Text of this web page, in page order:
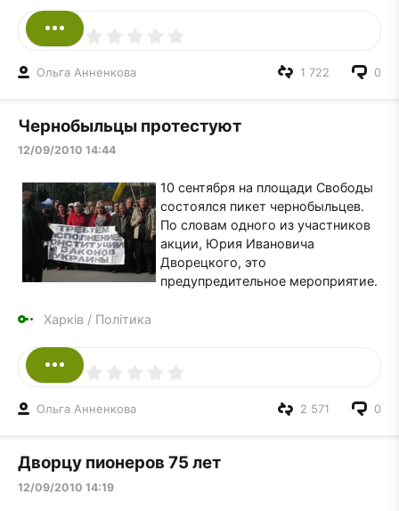
Ольга Анненкова 0
1 722
Чернобыльцы протестуют
12/09/2010 14:44
10 сентября на площади Свободы
состоялся пикет чернобыльцев.
По словам одного из участников
акции, Юрия Ивановича
Дворецкого, это
предупредительное мероприятие.
Харків / Політика
Ольга Анненкова 0
2 571
Дворцу пионеров 75 лет
12/09/2010 14:19